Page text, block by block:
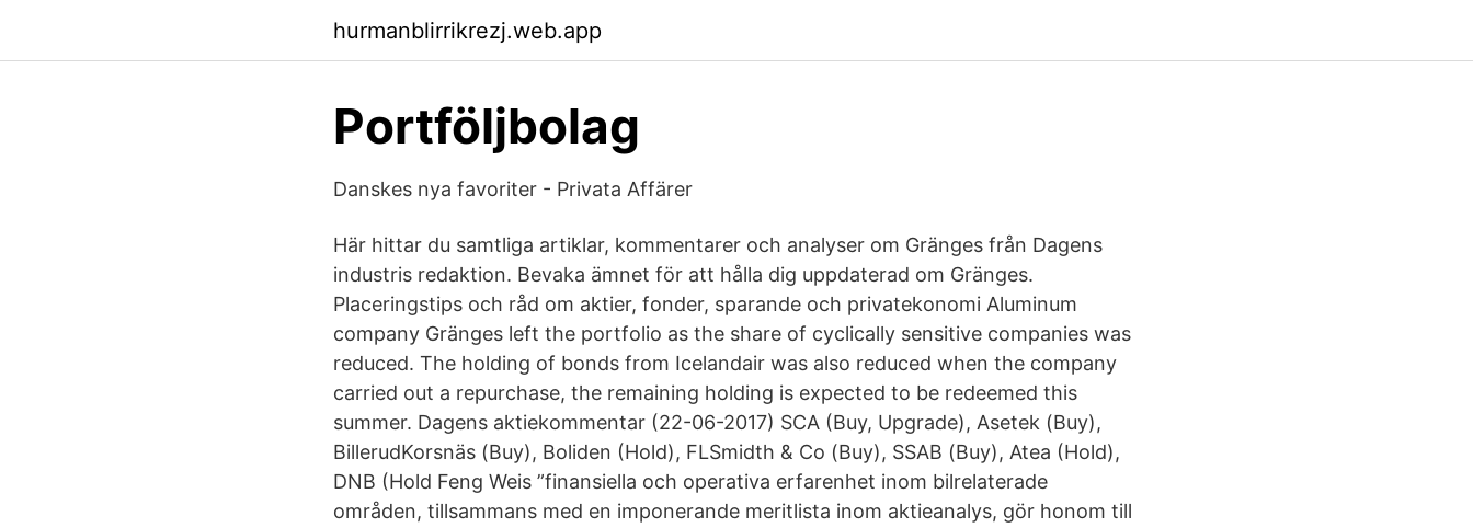
hurmanblirrikrezj.web.app
Portföljbolag
Danskes nya favoriter - Privata Affärer
Här hittar du samtliga artiklar, kommentarer och analyser om Gränges från Dagens
industris redaktion. Bevaka ämnet för att hålla dig uppdaterad om Gränges.
Placeringstips och råd om aktier, fonder, sparande och privatekonomi Aluminum
company Gränges left the portfolio as the share of cyclically sensitive companies was
reduced. The holding of bonds from Icelandair was also reduced when the company
carried out a repurchase, the remaining holding is expected to be redeemed this
summer. Dagens aktiekommentar (22-06-2017) SCA (Buy, Upgrade), Asetek (Buy),
BillerudKorsnäs (Buy), Boliden (Hold), FLSmidth & Co (Buy), SSAB (Buy), Atea (Hold),
DNB (Hold Feng Weis ”finansiella och operativa erfarenhet inom bilrelaterade
områden, tillsammans med en imponerande meritlista inom aktieanalys, gör honom till